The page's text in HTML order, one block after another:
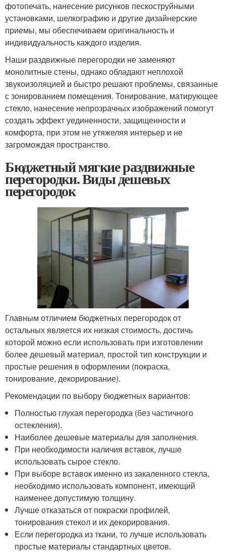
фотопечать, нанесение рисунков пескоструйными
установками, шелкографию и другие дизайнерские
приемы, мы обеспечиваем оригинальность и
индивидуальность каждого изделия.
Наши раздвижные перегородки не заменяют
монолитные стены, однако обладают неплохой
звукоизоляцией и быстро решают проблемы, связанные
с зонированием помещения. Тонирование, матирующее
стекло, нанесение непрозрачных изображений помогут
создать эффект уединенности, защищенности и
комфорта, при этом не утяжеляя интерьер и не
загромождая пространство.
Бюджетный мягкие раздвижные
перегородки. Виды дешевых
перегородок
Главным отличием бюджетных перегородок от
остальных является их низкая стоимость, достичь
которой можно если использовать при изготовлении
более дешевый материал, простой тип конструкции и
простые решения в оформлении (покраска,
тонирование, декорирование).
Рекомендации по выбору бюджетных вариантов:
Полностью глухая перегородка (без частичного
остекления).
Наиболее дешевые материалы для заполнения.
При необходимости наличия вставок, лучше
использовать сырое стекло.
При выборе вставок именно из закаленного стекла,
необходимо использовать компонент, имеющий
наименее допустимую толщину.
Лучше отказаться от покраски профилей,
тонирования стекол и их декорирования.
Если перегородка из ткани, то лучше использовать
простые материалы стандартных цветов.